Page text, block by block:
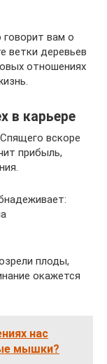
говорит вам о
ветки деревьев
отношениях
в карьере
вскоре
прибыль,
плоды,
окажется
нас
мышки?